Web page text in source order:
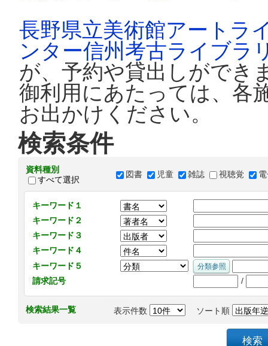
長野県立美術館アートラ
ンター信州考古ライブラ
が、予約や貸出しができ
御利用にあたっては、各
お出かけください。
検索条件
資料種別
すべて選択
図書 児童 雑誌 視聴覚
キーワード１
キーワード２
キーワード３
キーワード４
キーワード５
請求記号
/
検索結果一覧 表示件数 ソート順